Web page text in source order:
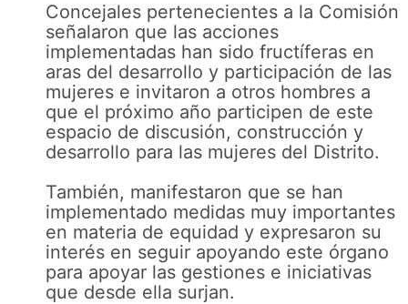
Concejales pertenecientes a la Comisión
señalaron que las acciones
implementadas han sido fructíferas en
aras del desarrollo y participación de las
mujeres e invitaron a otros hombres a
que el próximo año participen de este
espacio de discusión, construcción y
desarrollo para las mujeres del Distrito.
También, manifestaron que se han
implementado medidas muy importantes
en materia de equidad y expresaron su
interés en seguir apoyando este órgano
para apoyar las gestiones e iniciativas
que desde ella surjan.